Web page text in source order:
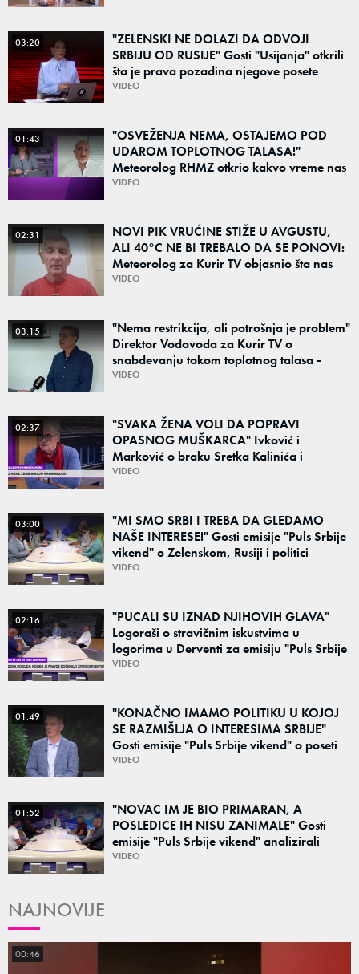
03:20
"ZELENSKI NE DOLAZI DA ODVOJI
SRBIJU OD RUSIJE" Gosti "Usijanja" otkrili
šta je prava pozadina njegove posete
Beogradu
VIDEO
01:43
"OSVEŽENJA NEMA, OSTAJEMO POD
UDAROM TOPLOTNOG TALASA!"
Meteorolog RHMZ otkrio kakvo vreme nas
čeka do kraja avgusta
VIDEO
02:31
NOVI PIK VRUĆINE STIŽE U AVGUSTU,
ALI 40°C NE BI TREBALO DA SE PONOVI:
Meteorolog za Kurir TV objasnio šta nas
čeka: "Šanse za ozbiljne padavine su
VIDEO
03:15
"Nema restrikcija, ali potrošnja je problem"
Direktor Vodovoda za Kurir TV o
snabdevanju tokom toplotnog talasa -
Poznato kakva je situacija sa vodom
VIDEO
02:37
"SVAKA ŽENA VOLI DA POPRAVI
OPASNOG MUŠKARCA" Ivković i
Marković o braku Sretka Kalinića i
fenomenu žena koje biraju kriminalce:
VIDEO
03:00
"MI SMO SRBI I TREBA DA GLEDAMO
NAŠE INTERESE!" Gosti emisije "Puls Srbije
vikend" o Zelenskom, Rusiji i politici
Beograda: "Srbija sedi na svojoj stolici"
VIDEO
02:16
"PUCALI SU IZNAD NJIHOVIH GLAVA"
Logoraši o stravičnim iskustvima u
logorima u Derventi za emisiju "Puls Srbije
vikend": "Tada je počela velika tortura..."
VIDEO
01:49
"KONAČNO IMAMO POLITIKU U KOJOJ
SE RAZMIŠLJA O INTERESIMA SRBIJE"
Gosti emisije "Puls Srbije vikend" o poseti
Zelenskog Beogradu: "Otvaraju se nova
VIDEO
01:52
"NOVAC IM JE BIO PRIMARAN, A
POSLEDICE IH NISU ZANIMALE" Gosti
emisije "Puls Srbije vikend" analizirali
slučajeve koji su potresli Srbiju: Zločin se
VIDEO
NAJNOVIJE
00:46